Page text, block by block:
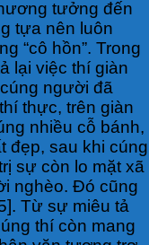
tưởng đến
tựa nên luôn
“cô hồn”. Trong
lại việc thí giàn
người đã
thực, trên giàn
nhiều cỗ bánh,
đẹp, sau khi cúng
sự còn lo mặt xã
nghèo. Đó cũng
Từ sự miêu tả
thí còn mang